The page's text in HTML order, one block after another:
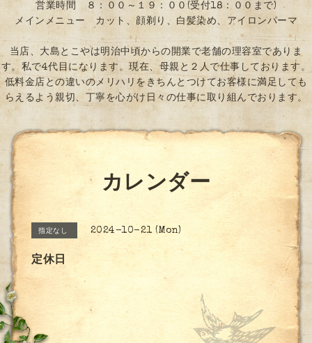
営業時間 ８：００～１９：００(受付18：００まで)
メインメニュー カット、顔剃り、白髪染め、アイロンパーマ
当店、大島とこやは明治中頃からの開業で老舗の理容室でありま
す。私で4代目になります。現在、母親と２人で仕事しております。
低料金店との違いのメリハリをきちんとつけてお客様に満足しても
らえるよう親切、丁寧を心がけ日々の仕事に取り組んでおります。
カレンダー
指定なし 2024-10-21 (Mon)
定休日